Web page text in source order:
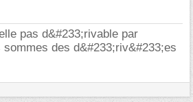
pas d&#233;rivable par
des d&#233;riv&#233;es